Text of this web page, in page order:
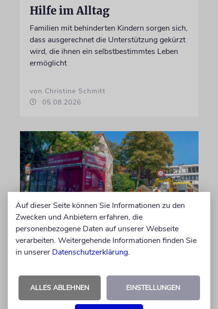
Hilfe im Alltag
Familien mit behinderten Kindern sorgen sich,
dass ausgerechnet die Unterstützung gekürzt
wird, die ihnen ein selbstbestimmtes Leben
ermöglicht
von Christine Schmitt
05.08.2026
Schicht um Schicht
seit wenigen Tagen nach einem Stück
jüdischer Geschichte gegraben. Erst mit dem
Bagger, dann von Hand
Auf dieser Seite können Sie Informationen zu den
Zwecken und Anbietern erfahren, die
personenbezogene Daten auf unserer Webseite
verarbeiten. Weitergehende Informationen finden Sie
in unserer Datenschutzerklärung.
ALLES ABLEHNEN EINSTELLUNGEN